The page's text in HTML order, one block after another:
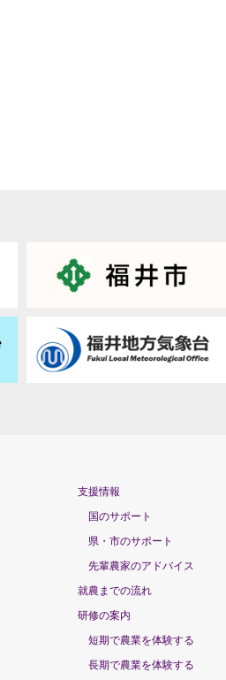
支援情報
国のサポート
県・市のサポート
先輩農家のアドバイス
就農までの流れ
研修の案内
短期で農業を体験する
長期で農業を体験する